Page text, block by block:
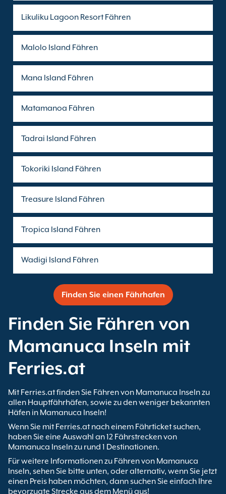
Likuliku Lagoon Resort Fähren
Malolo Island Fähren
Mana Island Fähren
Matamanoa Fähren
Tadrai Island Fähren
Tokoriki Island Fähren
Treasure Island Fähren
Tropica Island Fähren
Wadigi Island Fähren
Finden Sie einen Fährhafen
Finden Sie Fähren von
Mamanuca Inseln mit
Ferries.at
Mit Ferries.at finden Sie Fähren von Mamanuca Inseln zu
allen Hauptfährhäfen, sowie zu den weniger bekannten
Häfen in Mamanuca Inseln!
Wenn Sie mit Ferries.at nach einem Fährticket suchen,
haben Sie eine Auswahl an 12 Fährstrecken von
Mamanuca Inseln zu rund 1 Destinationen.
Für weitere Informationen zu Fähren von Mamanuca
Inseln, sehen Sie bitte unten, oder alternativ, wenn Sie jetzt
einen Preis haben möchten, dann suchen Sie einfach Ihre
bevorzugte Strecke aus dem Menü aus!